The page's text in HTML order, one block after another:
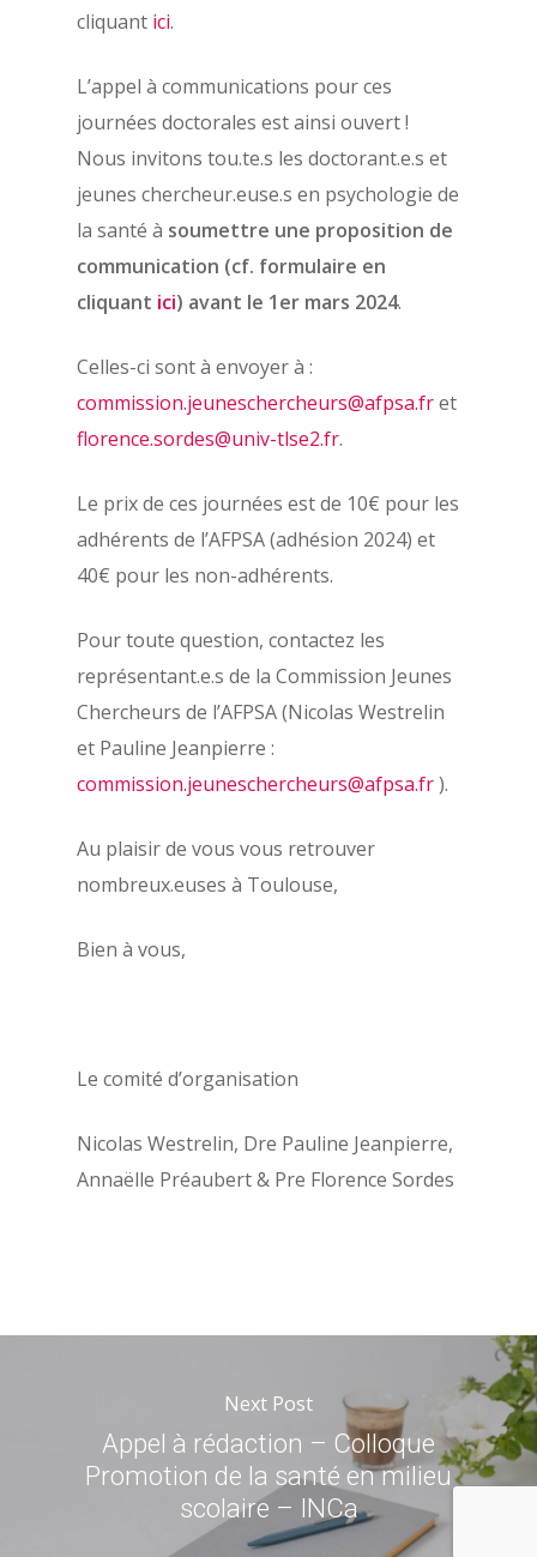
cliquant ici.
L’appel à communications pour ces
journées doctorales est ainsi ouvert !
Nous invitons tou.te.s les doctorant.e.s et
jeunes chercheur.euse.s en psychologie de
la santé à soumettre une proposition de
communication (cf. formulaire en
cliquant ici) avant le 1er mars 2024.
Celles-ci sont à envoyer à :
commission.jeuneschercheurs@afpsa.fret
florence.sordes@univ-tlse2.fr.
Le prix de ces journées est de 10€ pour les
adhérents de l’AFPSA (adhésion 2024) et
40€ pour les non-adhérents.
Pour toute question, contactez les
représentant.e.s de la Commission Jeunes
Chercheurs de l’AFPSA (Nicolas Westrelin
et Pauline Jeanpierre :
commission.jeuneschercheurs@afpsa.fr).
Au plaisir de vous vous retrouver
nombreux.euses à Toulouse,
Bien à vous,
Le comité d’organisation
Nicolas Westrelin, Dre Pauline Jeanpierre,
Annaëlle Préaubert & Pre Florence Sordes
Next Post
Appel à rédaction – Colloque
Promotion de la santé en milieu
scolaire – INCa
l’AFPSA
Définition de la
la santé
Histoire de l’AFPSA
La commission jeunes
Les membres du CA
Les formations
Actualités
Nous contacter
Adhérer
Mon espace adhérent
Mentions légales